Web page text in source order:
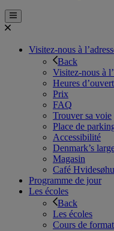
Visitez-nous à
Back
Visitez-nous à
Heures
Prix
FAQ
Trouver sa voie
Place de
Accessibilité
Denmark’s
Magasin
Café
Programme de jour
Les écoles
Back
Les écoles
Cours de